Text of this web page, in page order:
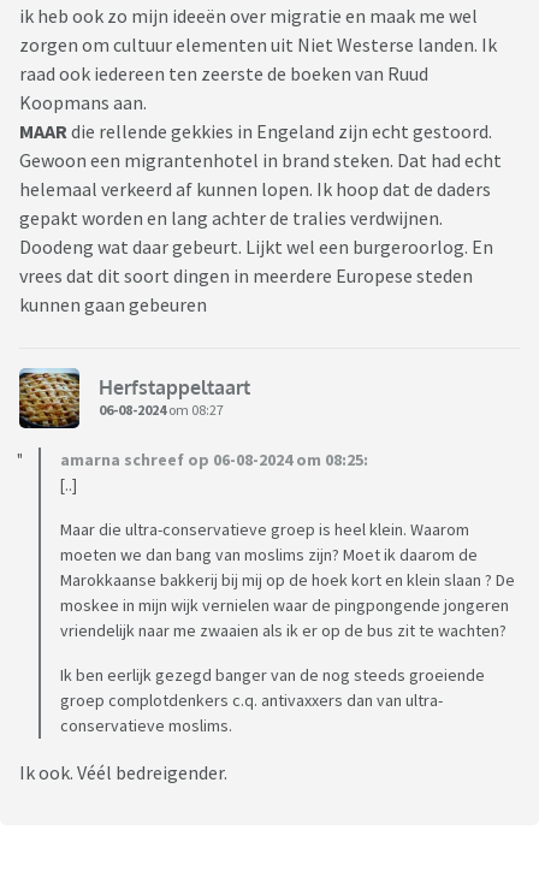
ik heb ook zo mijn ideeën over migratie en maak me wel
zorgen om cultuur elementen uit Niet Westerse landen. Ik
raad ook iedereen ten zeerste de boeken van Ruud
Koopmans aan.
MAARdie rellende gekkies in Engeland zijn echt gestoord.
Gewoon een migrantenhotel in brand steken. Dat had echt
helemaal verkeerd af kunnen lopen. Ik hoop dat de daders
gepakt worden en lang achter de tralies verdwijnen.
Doodeng wat daar gebeurt. Lijkt wel een burgeroorlog. En
vrees dat dit soort dingen in meerdere Europese steden
kunnen gaan gebeuren
Herfstappeltaart
06-08-2024om 08:27
amarna schreef op 06-08-2024 om 08:25:
[..]
Maar die ultra-conservatieve groep is heel klein. Waarom
moeten we dan bang van moslims zijn? Moet ik daarom de
Marokkaanse bakkerij bij mij op de hoek kort en klein slaan ? De
moskee in mijn wijk vernielen waar de pingpongende jongeren
vriendelijk naar me zwaaien als ik er op de bus zit te wachten?
Ik ben eerlijk gezegd banger van de nog steeds groeiende
groep complotdenkers c.q. antivaxxers dan van ultra-
conservatieve moslims.
Ik ook. Véél bedreigender.